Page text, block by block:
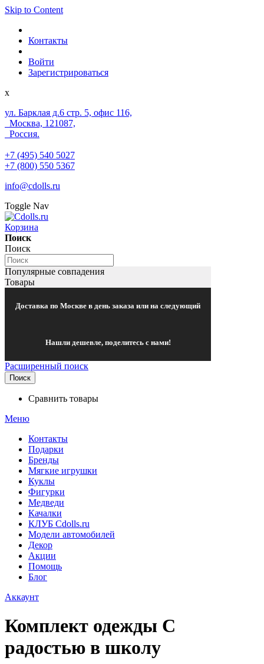
Skip to Content
Контакты
Войти
Зарегистрироваться
x
ул. Барклая д.6 стр. 5, офис 116,
Москва, 121087,
Россия.
+7 (495) 540 5027
+7 (800) 550 5367
info@cdolls.ru
Toggle Nav
Корзина
Поиск
Поиск
Популярные совпадения
Товары
Доставка по Москве в день заказа или на следующий
Нашли дешевле, поделитесь с нами!
Расширенный поиск
Поиск
Сравнить товары
Меню
Контакты
Подарки
Бренды
Мягкие игрушки
Куклы
Фигурки
Медведи
Качалки
КЛУБ Cdolls.ru
Модели автомобилей
Декор
Акции
Помощь
Блог
Аккаунт
Комплект одежды С
радостью в школу